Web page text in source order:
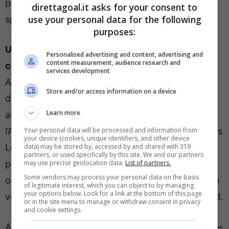
precisa di mister Chivu: il motivo è presto
spiegato.
Uno tra Lautaro Martinez e Marcus Thuram,
contro la Juve, probabilmente non ci sarà
Almeno, non dal 1′. Chivu vuole far riposare uno
dei suoi attaccanti poiché dopo pochi giorni
all’Amsterdam Arena i nerazzurri affronteranno
l’Ajax per la prima insidiosa trasferta in Champions
League. Una scelta logica, coi due che
probabilmente faranno staffetta. Tra i pali vi sarà
ovviamente Yann Sommer, con la difesa a tre che
vedrà Bastoni, Acerbi ed uno tra Bisseck e Pavard.
A centrocampo rimane ilballottaggio Mkhitaryan-
direttagoal.it asks for your consent to
use your personal data for the following
purposes:
Personalised advertising and content, advertising and
content measurement, audience research and
services development
Store and/or access information on a device
Learn more
Your personal data will be processed and information from
your device (cookies, unique identifiers, and other device
data) may be stored by, accessed by and shared with 319
partners, or used specifically by this site. We and our partners
may use precise geolocation data. List of partners.
Some vendors may process your personal data on the basis
of legitimate interest, which you can object to by managing
your options below. Look for a link at the bottom of this page
or in the site menu to manage or withdraw consent in privacy
and cookie settings.